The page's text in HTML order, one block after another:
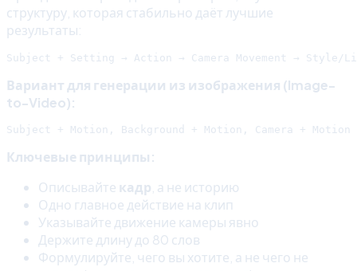
структуру, которая стабильно даёт лучшие
результаты:
Вариант для генерации из изображения (Image-
to-Video):
Ключевые принципы:
Описывайте кадр , а не историю
Одно главное действие на клип
Указывайте движение камеры явно
Держите длину до 80 слов
Формулируйте, чего вы хотите, а не чего не